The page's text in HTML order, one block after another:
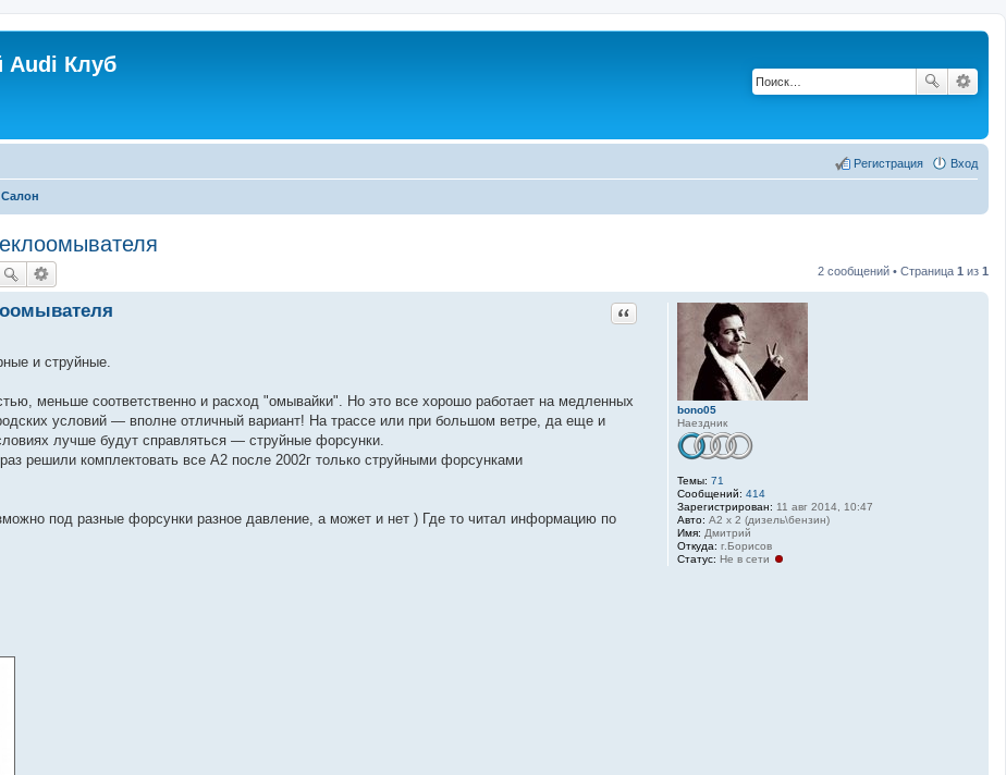
Audi Клуб
Вход
Регистрация
2 сообщений • Страница 1 из 1
bono05
Наездник
Темы: 71
Сообщений: 414
Зарегистрирован: 11 авг 2014, 10:47
Авто: A2 x 2 (дизель\бензин)
Имя: Дмитрий
Откуда: г.Борисов
Статус: Не в сети
Цитата
и струйные.
меньше соответственно и расход "омывайки". Но это все хорошо работает на медленных
условий — вполне отличный вариант! На трассе или при большом ветре, да еще и
лучше будут справляться — струйные форсунки.
решили комплектовать все А2 после 2002г только струйными форсунками
под разные форсунки разное давление, а может и нет ) Где то читал информацию по